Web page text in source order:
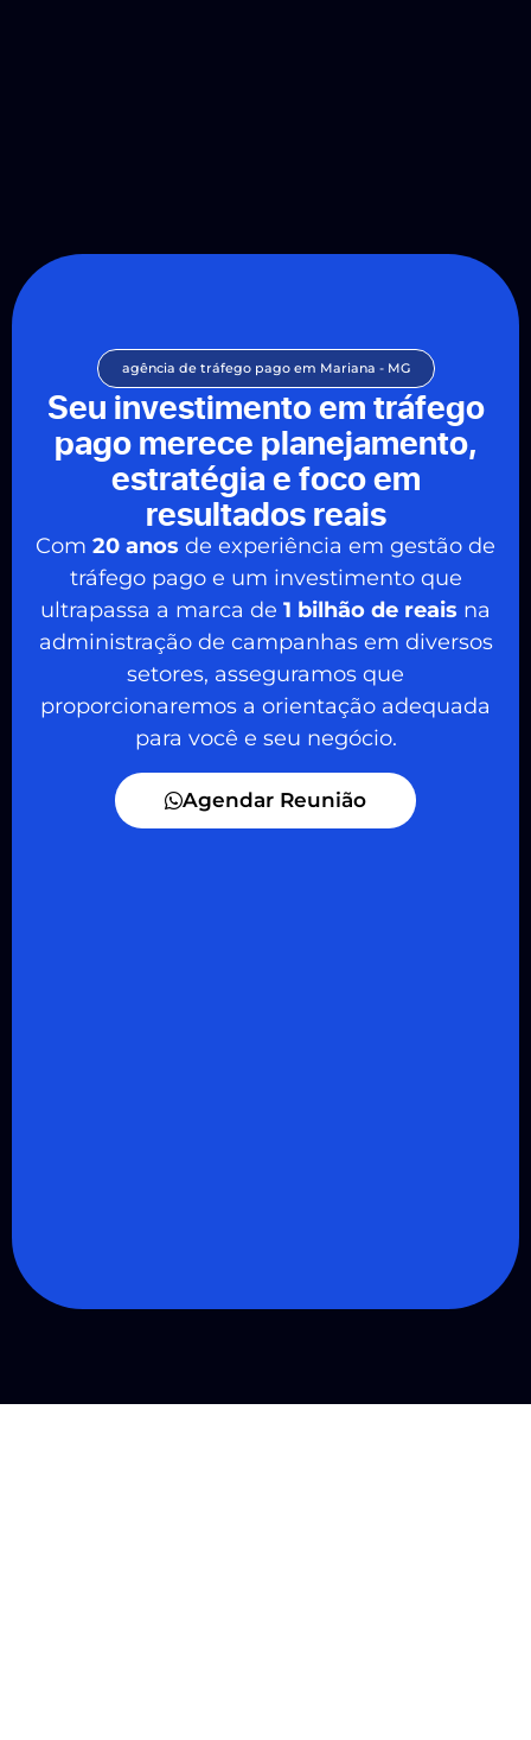
agência de tráfego pago em Mariana - MG
Seu investimento em tráfego
pago merece planejamento,
estratégia e foco em
resultados reais
Com 20 anos de experiência em gestão de
tráfego pago e um investimento que
ultrapassa a marca de 1 bilhão de reais na
administração de campanhas em diversos
setores, asseguramos que
proporcionaremos a orientação adequada
para você e seu negócio.
Agendar Reunião